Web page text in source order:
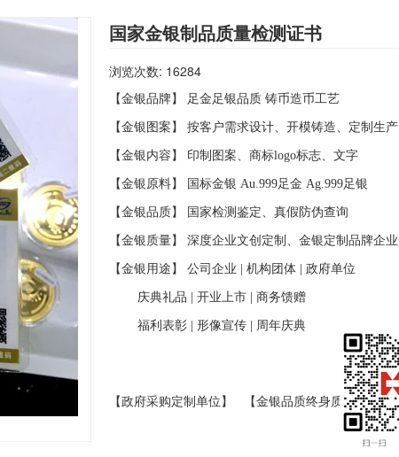
国家金银制品质量检测证书
浏览次数: 16284
【金银品牌】 足金足银品质 铸币造币工艺
【金银图案】 按客户需求设计、开模铸造、定制生产
【金银内容】 印制图案、商标logo标志、文字
【金银原料】 国标金银 Au.999足金 Ag.999足银
【金银品质】 国家检测鉴定、真假防伪查询
【金银质量】 深度企业文创定制、金银定制品牌企业
【金银用途】 公司企业 机构团体 政府单位
庆典礼品 开业上市 商务馈赠
福利表彰 形像宣传 周年庆典
【政府采购定制单位】 【金银品质终身质保】